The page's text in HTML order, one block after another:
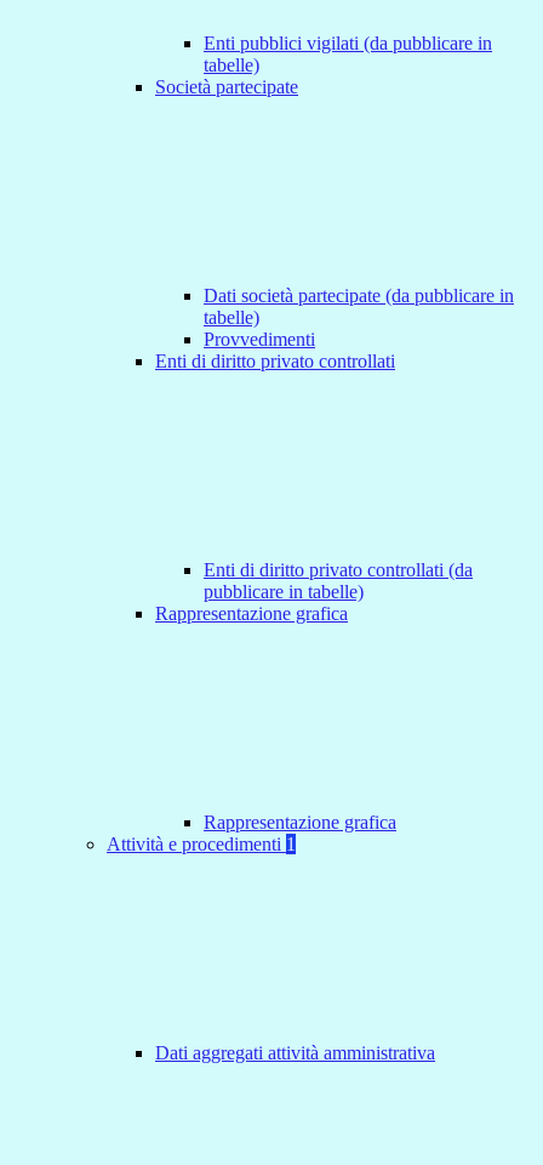
Enti pubblici vigilati (da pubblicare in
tabelle)
Società partecipate
Dati società partecipate (da pubblicare in
tabelle)
Provvedimenti
Enti di diritto privato controllati
Enti di diritto privato controllati (da
pubblicare in tabelle)
Rappresentazione grafica
Rappresentazione grafica
Attività e procedimenti 1
Dati aggregati attività amministrativa